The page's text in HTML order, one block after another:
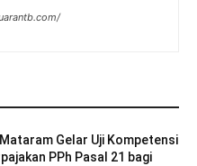
Gelar Uji Kompetensi
PPh Pasal 21 bagi